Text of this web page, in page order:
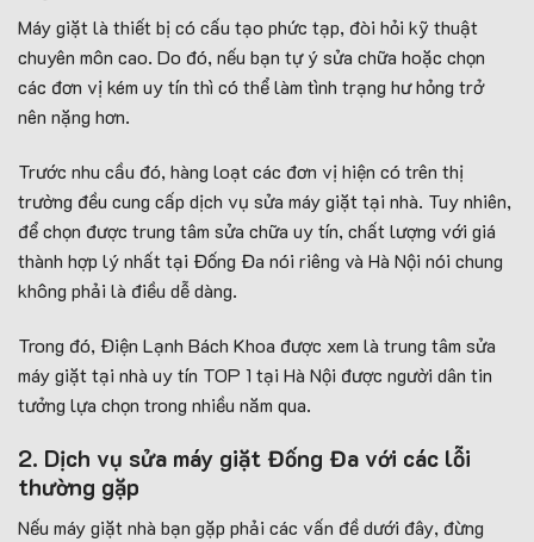
Máy giặt là thiết bị có cấu tạo phức tạp, đòi hỏi kỹ thuật
chuyên môn cao. Do đó, nếu bạn tự ý sửa chữa hoặc chọn
các đơn vị kém uy tín thì có thể làm tình trạng hư hỏng trở
nên nặng hơn.
Trước nhu cầu đó, hàng loạt các đơn vị hiện có trên thị
trường đều cung cấp dịch vụ sửa máy giặt tại nhà. Tuy nhiên,
để chọn được trung tâm sửa chữa uy tín, chất lượng với giá
thành hợp lý nhất tại Đống Đa nói riêng và Hà Nội nói chung
không phải là điều dễ dàng.
Trong đó, Điện Lạnh Bách Khoa được xem là trung tâm sửa
máy giặt tại nhà uy tín TOP 1 tại Hà Nội được người dân tin
tưởng lựa chọn trong nhiều năm qua.
2. Dịch vụ sửa máy giặt Đống Đa với các lỗi
thường gặp
Nếu máy giặt nhà bạn gặp phải các vấn đề dưới đây, đừng